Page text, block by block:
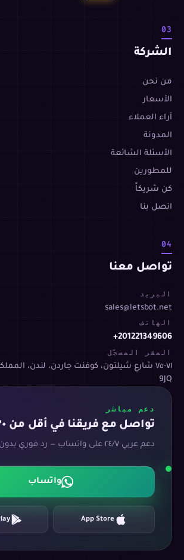
03
الشركة
من نحن
الأسعار
آراء العملاء
المدونة
الأسئلة الشائعة
للمطورين
كن شريكاً
اتصل بنا
04
تواصل معنا
البريد
sales@letsbot.net
الهاتف
+201221349606
المقر المسجّل
9JQ
دعم مباشر
تواصل مع فريقنا في أقل من ٣٠ ثانية
دعم عربي ٢٤/٧ على واتساب — رد فوري بدون انتظار.
واتساب
App Store